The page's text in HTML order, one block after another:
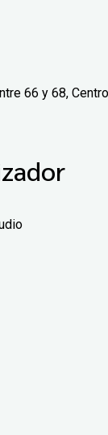
66 y 68,